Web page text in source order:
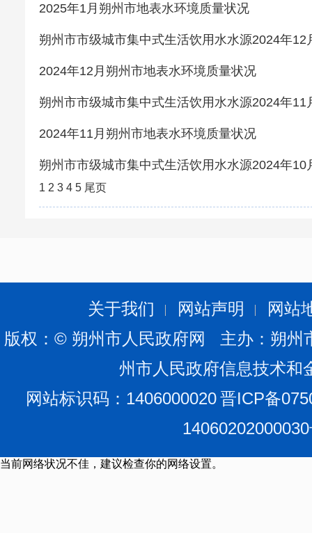
2025年1月朔州市地表水环境质量状况
朔州市市级城市集中式生活饮用水水源2024年12
2024年12月朔州市地表水环境质量状况
朔州市市级城市集中式生活饮用水水源2024年11
2024年11月朔州市地表水环境质量状况
朔州市市级城市集中式生活饮用水水源2024年10
1 2 3 4 5 尾页
关于我们 网站声明
网站
版权：© 朔州市人民政府网 主办：朔
州市人民政府信息技术和
网站标识码：1406000020晋ICP备
当前网络状况不佳，建议检查你的网络设置。